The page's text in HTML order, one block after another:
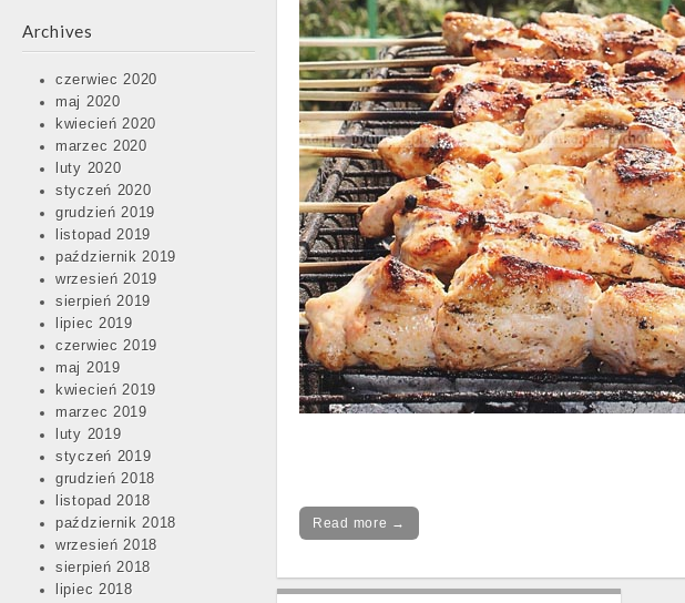
Archives
czerwiec 2020
maj 2020
kwiecień 2020
marzec 2020
luty 2020
styczeń 2020
grudzień 2019
listopad 2019
październik 2019
wrzesień 2019
sierpień 2019
lipiec 2019
czerwiec 2019
maj 2019
kwiecień 2019
marzec 2019
luty 2019
styczeń 2019
grudzień 2018
listopad 2018
październik 2018
wrzesień 2018
sierpień 2018
lipiec 2018
Read more →